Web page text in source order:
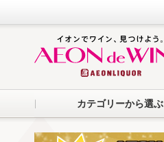
カテゴリーから選ぶ